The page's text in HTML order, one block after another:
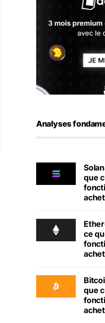
Analyses
que
ce
que